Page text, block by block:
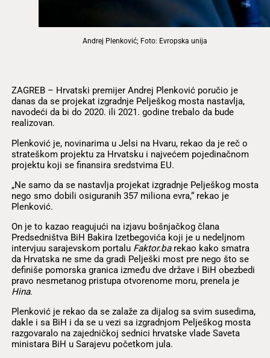
Andrej Plenković; Foto: Evropska unija
ZAGREB – Hrvatski premijer Andrej Plenković poručio je
danas da se projekat izgradnje Pelješkog mosta nastavlja,
navodeći da bi do 2020. ili 2021. godine trebalo da bude
realizovan.
Plenković je, novinarima u Jelsi na Hvaru, rekao da je reč o
strateškom projektu za Hrvatsku i najvećem pojedinačnom
projektu koji se finansira sredstvima EU.
„Ne samo da se nastavlja projekat izgradnje Pelješkog mosta
nego smo dobili osiguranih 357 miliona evra,“ rekao je
Plenković.
On je to kazao reagujući na izjavu bošnjačkog člana
Predsedništva BiH Bakira Izetbegovića koji je u nedeljnom
intervjuu sarajevskom portalu Faktor.barekao kako smatra
da Hrvatska ne sme da gradi Pelješki most pre nego što se
definiše pomorska granica između dve države i BiH obezbedi
pravo nesmetanog pristupa otvorenome moru, prenela je
Hina.
Plenković je rekao da se zalaže za dijalog sa svim susedima,
dakle i sa BiH i da se u vezi sa izgradnjom Pelješkog mosta
razgovaralo na zajedničkoj sednici hrvatske vlade Saveta
ministara BiH u Sarajevu početkom jula.